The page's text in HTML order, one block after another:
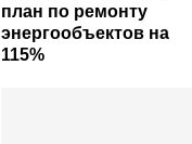
план по ремонту
энергообъектов на
115%